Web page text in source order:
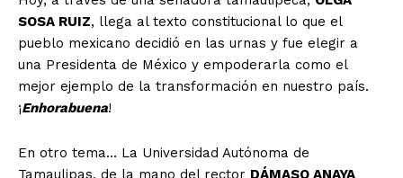
SOSA RUIZ, llega al texto constitucional lo que el
pueblo mexicano decidió en las urnas y fue elegir a
una Presidenta de México y empoderarla como el
mejor ejemplo de la transformación en nuestro país.
¡Enhorabuena!
En otro tema… La Universidad Autónoma de
Tamaulipas, de la mano del rector DÁMASO ANAYA